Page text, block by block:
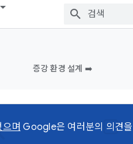
증강 환경 설계 ➡️
며 Google은 여러분의 의견